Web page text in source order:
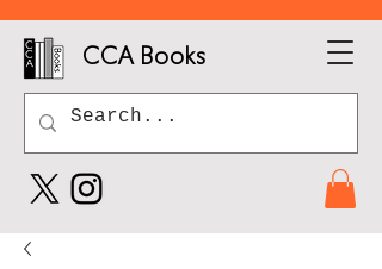
CCA Books